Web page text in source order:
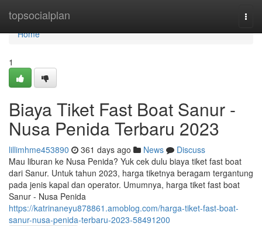
topsocialplan
Home
Home
1
Biaya Tiket Fast Boat Sanur -
Nusa Penida Terbaru 2023
lillimhme453890 361 days ago News
Discuss
Mau liburan ke Nusa Penida? Yuk cek dulu biaya tiket fast boat
dari Sanur. Untuk tahun 2023, harga tiketnya beragam tergantung
pada jenis kapal dan operator. Umumnya, harga tiket fast boat
Sanur - Nusa Penida
https://katrinaneyu878861.amoblog.com/harga-tiket-fast-boat-
sanur-nusa-penida-terbaru-2023-58491200